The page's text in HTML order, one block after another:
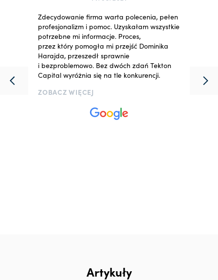
Zdecydowanie firma warta polecenia, pełen
profesjonalizm i pomoc. Uzyskałam wszystkie
potrzebne mi informacje. Proces,
przez który pomogła mi przejść Dominika
Harajda, przeszedł sprawnie
i bezproblemowo. Bez dwóch zdań Tekton
Capital wyróżnia się na tle konkurencji.
ZOBACZ WIĘCEJ
Artykuły